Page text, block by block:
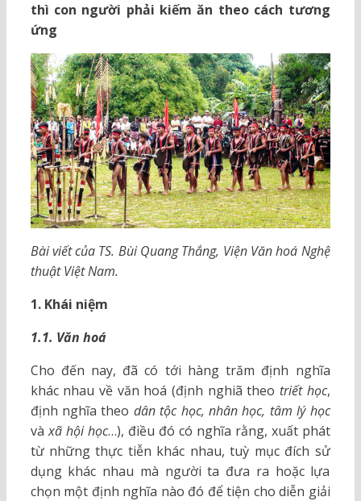
thì con người phải kiếm ăn theo cách tương
ứng
Bài viết của TS. Bùi Quang Thắng, Viện Văn hoá Nghệ
thuật Việt Nam.
1. Khái niệm
1.1. Văn hoá
Cho đến nay, đã có tới hàng trăm định nghĩa
khác nhau về văn hoá (định nghiã theo triết học,
định nghĩa theo dân tộc học, nhân học, tâm lý học
vàxã hội học…), điều đó có nghĩa rằng, xuất phát
từ những thực tiễn khác nhau, tuỳ mục đích sử
dụng khác nhau mà người ta đưa ra hoặc lựa
chọn một định nghĩa nào đó để tiện cho diễn giải